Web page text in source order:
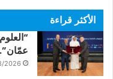
الأكثر قراءة
2026